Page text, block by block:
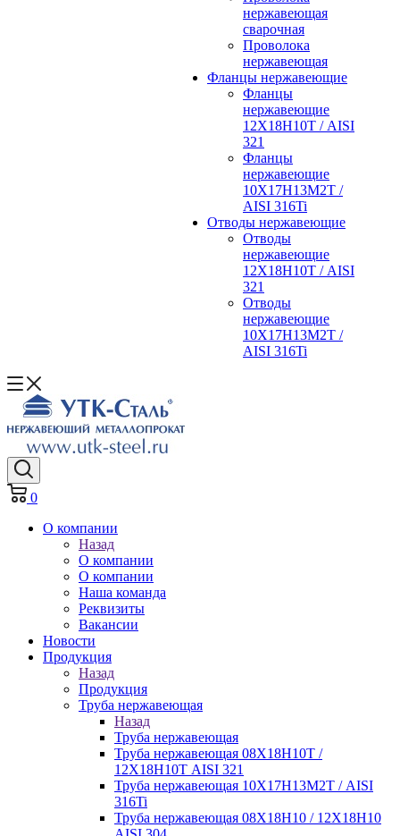
нержавеющая
сварочная
Проволока
нержавеющая
Фланцы нержавеющие
Фланцы
нержавеющие
12Х18Н10Т / AISI
321
Фланцы
нержавеющие
10Х17Н13М2Т /
AISI 316Ti
Отводы нержавеющие
Отводы
нержавеющие
12Х18Н10Т / AISI
321
Отводы
нержавеющие
10Х17Н13М2Т /
AISI 316Ti
0
О компании
Назад
О компании
О компании
Наша команда
Реквизиты
Вакансии
Новости
Продукция
Назад
Продукция
Труба нержавеющая
Назад
Труба нержавеющая
Труба нержавеющая 08Х18Н10Т /
12Х18Н10Т AISI 321
Труба нержавеющая 10Х17Н13М2Т / AISI
316Ti
Труба нержавеющая 08Х18Н10 / 12Х18Н10